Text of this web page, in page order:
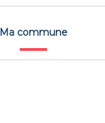
Ma commune